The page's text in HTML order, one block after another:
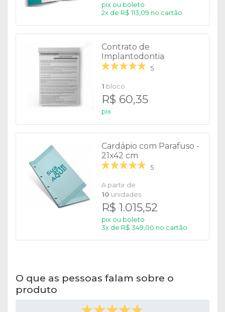
pix ou boleto
2x de R$ 113,09 no cartão
Contrato de
Implantodontia
5
1 bloco
R$ 60,35
pix
Cardápio com Parafuso -
21x42 cm
5
A partir de
10 unidades
R$ 1.015,52
pix ou boleto
3x de R$ 349,00 no cartão
O que as pessoas falam sobre o
produto